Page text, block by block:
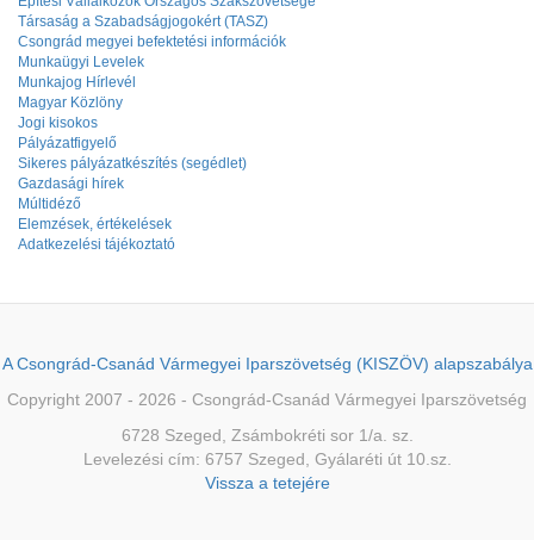
Társaság a Szabadságjogokért (TASZ)
Csongrád megyei befektetési információk
Munkaügyi Levelek
Munkajog Hírlevél
Magyar Közlöny
Jogi kisokos
Pályázatfigyelő
Sikeres pályázatkészítés (segédlet)
Gazdasági hírek
Múltidéző
Elemzések, értékelések
Adatkezelési tájékoztató
A Csongrád-Csanád Vármegyei Iparszövetség (KISZÖV) alapszabálya
Copyright 2007 - 2026 - Csongrád-Csanád Vármegyei Iparszövetség
6728 Szeged, Zsámbokréti sor 1/a. sz.
Levelezési cím: 6757 Szeged, Gyálaréti út 10.sz.
Vissza a tetejére